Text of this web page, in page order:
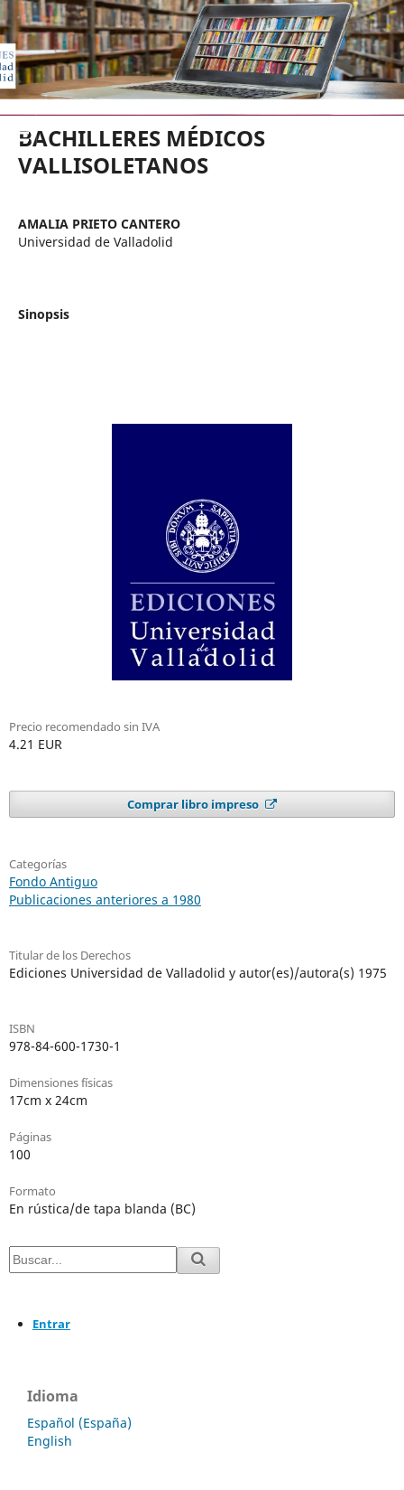
EDICIONES UNIVERSIDAD DE
BACHILLERES MÉDICOS
VALLISOLETANOS
AMALIA PRIETO CANTERO
Universidad de Valladolid
Sinopsis
Precio recomendado sin IVA
4.21 EUR
Comprar libro impreso
Categorías
Fondo Antiguo
Publicaciones anteriores a 1980
Titular de los Derechos
Ediciones Universidad de Valladolid y autor(es)/autora(s) 1975
ISBN
978-84-600-1730-1
Dimensiones físicas
17cm x 24cm
Páginas
100
Formato
En rústica/de tapa blanda (BC)
Entrar
Idioma
Español (España)
English